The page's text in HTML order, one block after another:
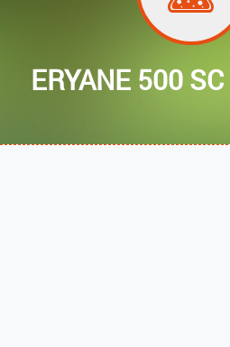
ERYANE 500 SC